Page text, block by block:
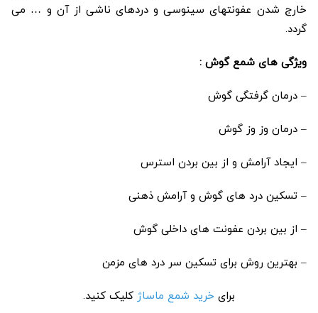
خارج شدن عفونتهای سینوسی و دردهای ناشی از آن و … می
گردد.
ویژگی های شمع گوش :
– درمان گرفتگی گوش
– درمان وز وز گوش
– ایجاد آرامش و از بین بردن استرس
– تسکین درد های گوش و آرامش ذهنی
– از بین بردن عفونت های داخلی گوش
– بهترین روش برای تسکین سر درد های مزمن
برای خرید شمع ماساژ کلیک کنید.